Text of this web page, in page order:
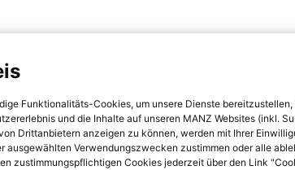
Funktionalitäts-Cookies, um unsere Dienste bereitzustellen,
und die Inhalte auf unseren MANZ Websites (inkl.
Drittanbietern anzeigen zu können, werden mit Ihrer
ausgewählten Verwendungszwecken zustimmen oder alle
zustimmungspflichtigen Cookies jederzeit über den Link